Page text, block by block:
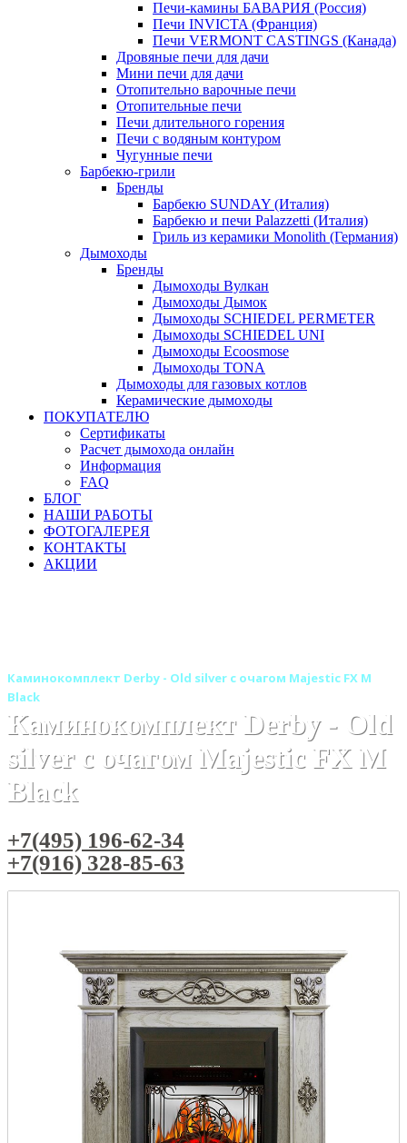
Печи-камины БАВАРИЯ (Россия)
Печи INVICTA (Франция)
Печи VERMONT CASTINGS (Канада)
Дровяные печи для дачи
Мини печи для дачи
Отопительно варочные печи
Отопительные печи
Печи длительного горения
Печи с водяным контуром
Чугунные печи
Барбекю-грили
Бренды
Барбекю SUNDAY (Италия)
Барбекю и печи Palazzetti (Италия)
Гриль из керамики Monolith (Германия)
Дымоходы
Бренды
Дымоходы Вулкан
Дымоходы Дымок
Дымоходы SCHIEDEL PERMETER
Дымоходы SCHIEDEL UNI
Дымоходы Ecoosmose
Дымоходы TONA
Дымоходы для газовых котлов
Керамические дымоходы
ПОКУПАТЕЛЮ
Сертификаты
Расчет дымохода онлайн
Информация
FAQ
БЛОГ
НАШИ РАБОТЫ
ФОТОГАЛЕРЕЯ
КОНТАКТЫ
АКЦИИ
Каминокомплект Derby - Old silver с очагом Majestic FX M
Black
Каминокомплект Derby - Old
silver с очагом Majestic FX M
Black
+7(495) 196-62-34
+7(916) 328-85-63